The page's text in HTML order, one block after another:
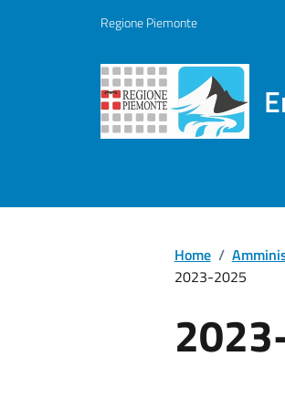
Regione Piemonte
Home /
2023-2025